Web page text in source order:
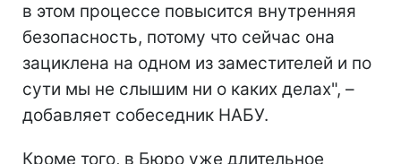
в этом процессе повысится внутренняя
безопасность, потому что сейчас она
зациклена на одном из заместителей и по
сути мы не слышим ни о каких делах", –
добавляет собеседник НАБУ.
Кроме того, в Бюро уже длительное